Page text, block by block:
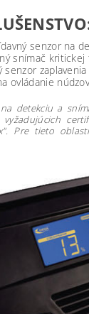
senzor na
snímač
senzor zaplavenia
ovládanie
detekciu a
Pre tieto